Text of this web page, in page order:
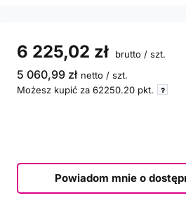
6 225,02 zł brutto / szt.
5 060,99 zł netto / szt.
Możesz kupić za 62250.20 pkt.
Powiadom mnie o